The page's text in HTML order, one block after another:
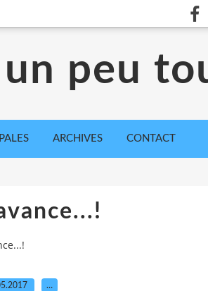
peu
ARCHIVES CONTACT
…